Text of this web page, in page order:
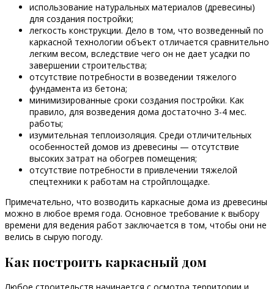
использование натуральных материалов (древесины)
для создания постройки;
легкость конструкции. Дело в том, что возведенный по
каркасной технологии объект отличается сравнительно
легким весом, вследствие чего он не дает усадки по
завершении строительства;
отсутствие потребности в возведении тяжелого
фундамента из бетона;
минимизированные сроки создания постройки. Как
правило, для возведения дома достаточно 3-4 мес.
работы;
изумительная теплоизоляция. Среди отличительных
особенностей домов из древесины — отсутствие
высоких затрат на обогрев помещения;
отсутствие потребности в привлечении тяжелой
спецтехники к работам на стройплощадке.
Примечательно, что возводить каркасные дома из древесины
можно в любое время года. Основное требование к выбору
времени для ведения работ заключается в том, чтобы они не
велись в сырую погоду.
Как построить каркасный дом
Любое строительств начинается с осмотра территории и